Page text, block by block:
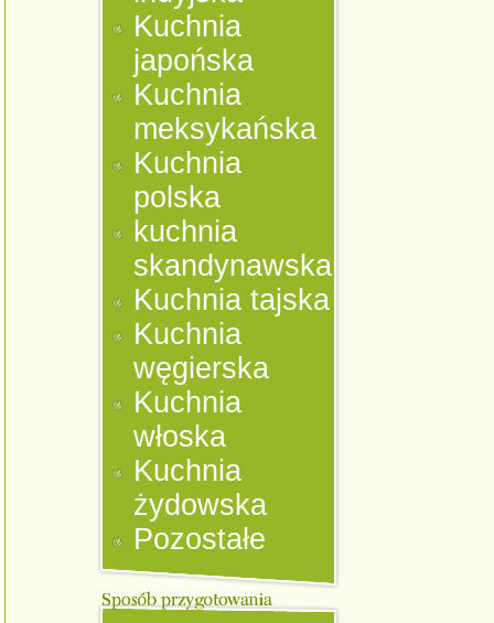
Kuchnia
japońska
Kuchnia
meksykańska
Kuchnia
polska
kuchnia
skandynawska
Kuchnia tajska
Kuchnia
węgierska
Kuchnia
włoska
Kuchnia
żydowska
Pozostałe